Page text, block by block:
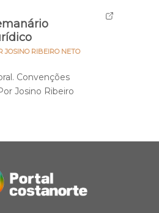
JOSINO RIBEIRO NETO
Convenções
Josino Ribeiro